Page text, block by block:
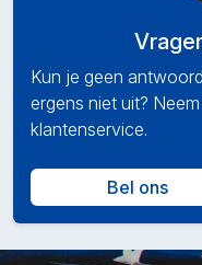
Kun je geen
ergens niet uit?
klantenservice.
Bel ons